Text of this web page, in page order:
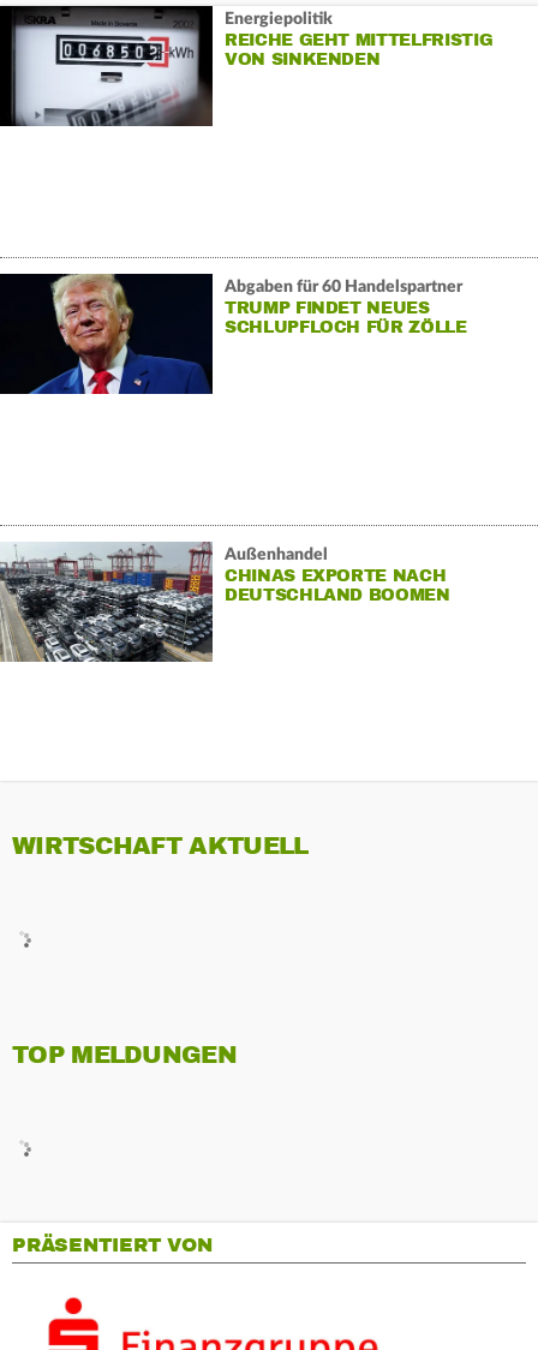
Energiepolitik
REICHE GEHT MITTELFRISTIG
VON SINKENDEN
Abgaben für 60 Handelspartner
TRUMP FINDET NEUES
SCHLUPFLOCH FÜR ZÖLLE
Außenhandel
CHINAS EXPORTE NACH
DEUTSCHLAND BOOMEN
WIRTSCHAFT AKTUELL
TOP MELDUNGEN
PRÄSENTIERT VON